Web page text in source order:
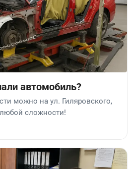
автомобиль?
можно на ул. Гиляровского,
сложности!